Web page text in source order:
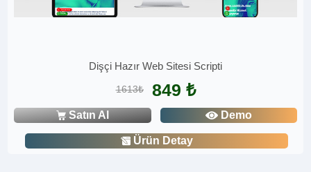
Dişçi Hazır Web Sitesi Scripti
1613₺ 849 ₺
Satın Al Demo
Ürün Detay